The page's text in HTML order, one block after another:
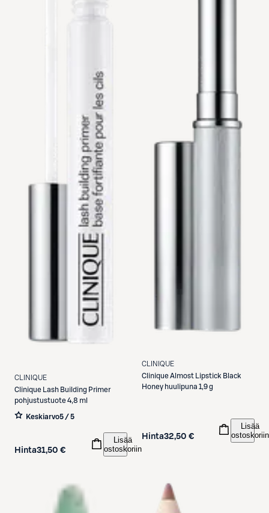
CLINIQUE
Clinique
Lash Building Primer
pohjustustuote 4,8 ml
Keskiarvo5 / 5
Hinta31,50 €
Lisää
ostoskoriin
CLINIQUE
CliniqueAlmost Lipstick Black
Honey huulipuna 1,9 g
Hinta32,50 €
Lisää
ostoskoriin